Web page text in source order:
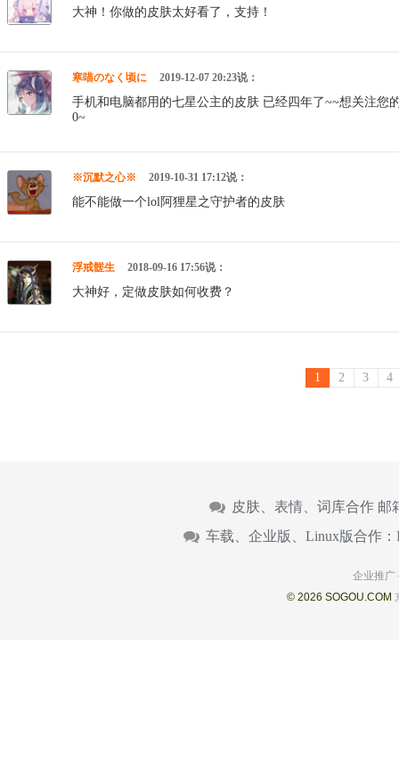
大神！你做的皮肤太好看了，支持！
寒喵のなく顷に 2019-12-07 20:23说：
手机和电脑都用的七星公主的皮肤 已经四年了~~想关注您
0~
※沉默之心※ 2019-10-31 17:12说：
能不能做一个lol阿狸星之守护者的皮肤
浮戒髊生 2018-09-16 17:56说：
大神好，定做皮肤如何收费？
1 2 3 4
皮肤、表情、词库合作 邮
车载、企业版、Linux版合作：
企业推广
© 2026 SOGOU.COM